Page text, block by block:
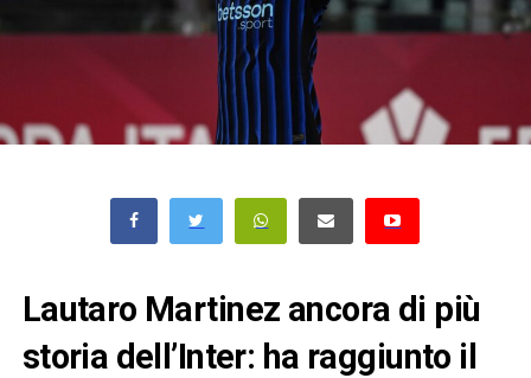
Lautaro Martinez ancora di più
storia dell’Inter: ha raggiunto il